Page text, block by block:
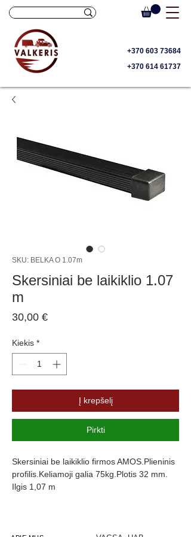
+370 603 73684
+370 614 61737
SKU: BELKA O 1.07m
Skersiniai be laikiklio 1.07
m
30,00 €Price
Kiekis *
Į krepšelį
Pirkti
Skersiniai be laikiklio firmos AMOS.Plieninis
profilis.Keliamoji galia 75kg.Plotis 32 mm.
Ilgis 1,07 m